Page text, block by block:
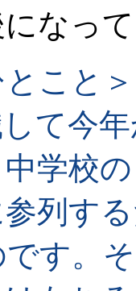
なっ
こと＞
て今
学校
列す
です。